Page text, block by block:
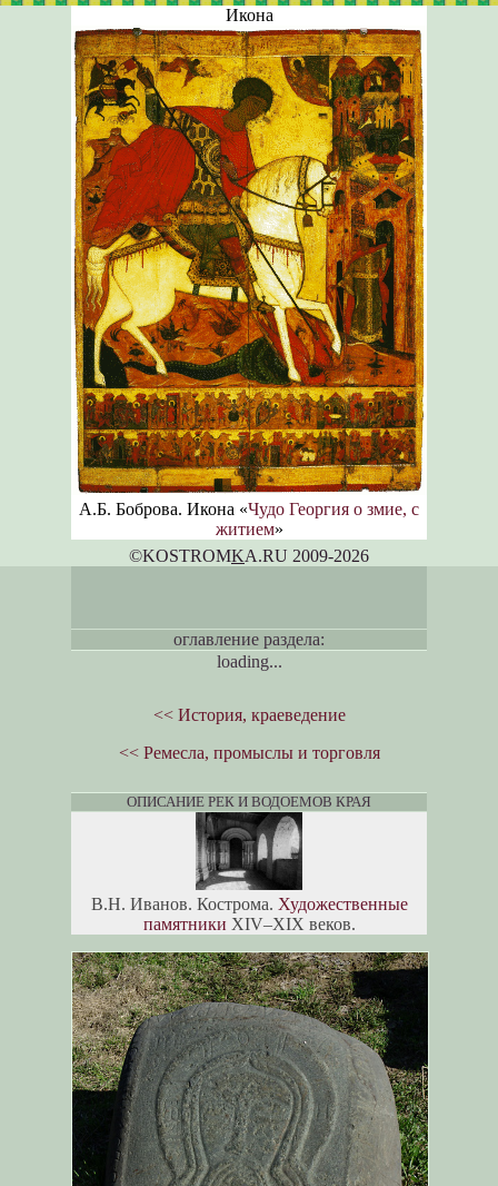
Икона
А.Б. Боброва. Икона «Чудо Георгия о змие, с
житием»
©KOSTROMKA.RU 2009-2026
оглавление раздела:
loading...
<< История, краеведение
<< Ремесла, промыслы и торговля
ОПИСАНИЕ РЕК И ВОДОЕМОВ КРАЯ
В.Н. Иванов. Кострома. Художественные
памятники XIV–XIX веков.